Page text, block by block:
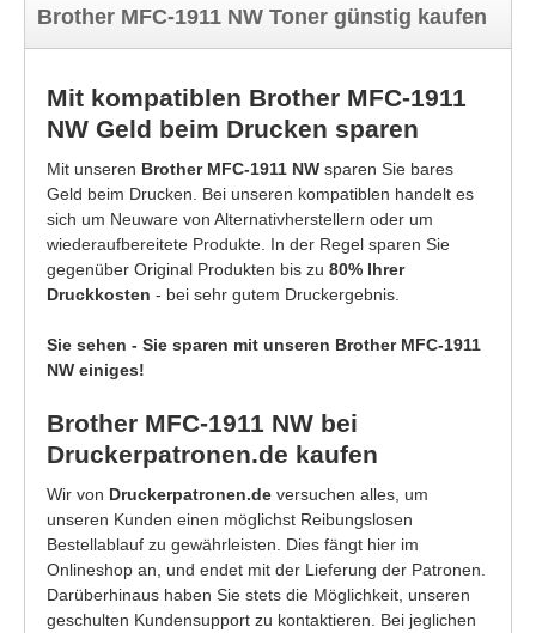
Brother MFC-1911 NW Toner günstig kaufen
Mit kompatiblen Brother MFC-1911
NW Geld beim Drucken sparen
Mit unseren Brother MFC-1911 NW sparen Sie bares
Geld beim Drucken. Bei unseren kompatiblen handelt es
sich um Neuware von Alternativherstellern oder um
wiederaufbereitete Produkte. In der Regel sparen Sie
gegenüber Original Produkten bis zu 80% Ihrer
Druckkosten - bei sehr gutem Druckergebnis.
Sie sehen - Sie sparen mit unseren Brother MFC-1911
NW einiges!
Brother MFC-1911 NW bei
Druckerpatronen.de kaufen
Wir von Druckerpatronen.de versuchen alles, um
unseren Kunden einen möglichst Reibungslosen
Bestellablauf zu gewährleisten. Dies fängt hier im
Onlineshop an, und endet mit der Lieferung der Patronen.
Darüberhinaus haben Sie stets die Möglichkeit, unseren
geschulten Kundensupport zu kontaktieren. Bei jeglichen